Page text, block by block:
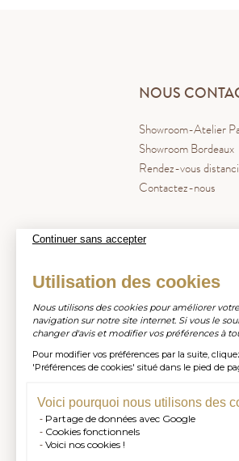
Continuer sans accepter
Utilisation des cookies
Nous utilisons des cookies pour améliorer
navigation sur notre site internet. Si vous le
changer d'avis et modifier vos préférences à
Pour modifier vos préférences par la suite,
'Préférences de cookies' situé dans le pied de
Voici pourquoi nous utilisons des
Partage de données avec Google
Cookies fonctionnels
Voici nos cookies !
NOUS
Showroom-Atelier
Showroom Bordeaux
Rendez-vous
Contactez-nous